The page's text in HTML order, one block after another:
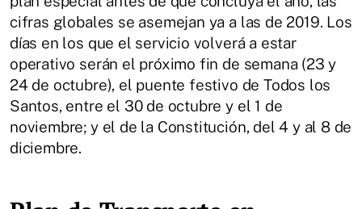
cifras globales se asemejan ya a las de 2019. Los
días en los que el servicio volverá a estar
operativo serán el próximo fin de semana (23 y
24 de octubre), el puente festivo de Todos los
Santos, entre el 30 de octubre y el 1 de
noviembre; y el de la Constitución, del 4 y al 8 de
diciembre.